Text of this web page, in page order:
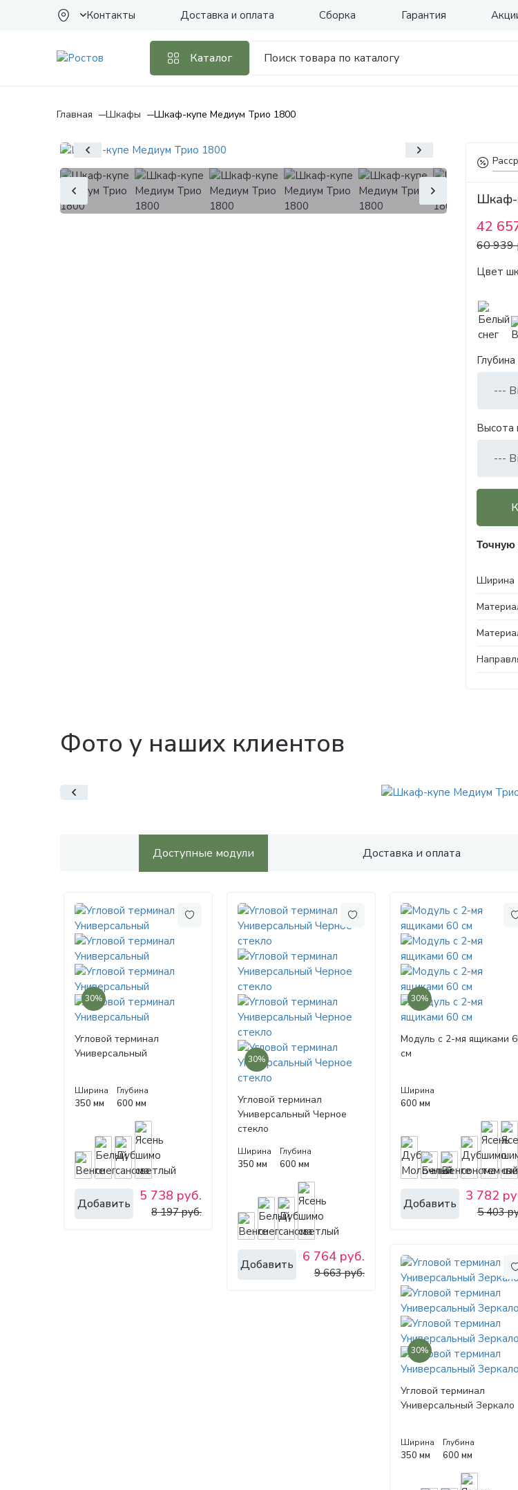
Контакты Доставка и оплата Сборка Гарантия
Каталог
Главная Шкафы Шкаф-купе Медиум Трио 1800
Шкаф-
42
60 939
Цвет
Высота
Точную
Ширина
Фото у наших клиентов
Доступные модули Доставка и оплата
30%
Угловой терминал
Универсальный
Ширина
350 мм
Глубина
600 мм
Добавить 5 738 руб.
8 197 руб.
30%
Угловой терминал
Универсальный Черное
стекло
Ширина
350 мм
Глубина
600 мм
Добавить 6 764 руб.
9 663 руб.
30%
Модуль с 2-мя ящиками
см
Ширина
600 мм
Добавить 3 782
5 403
30%
Угловой терминал
Универсальный Зеркало
Ширина
350 мм
Глубина
600 мм